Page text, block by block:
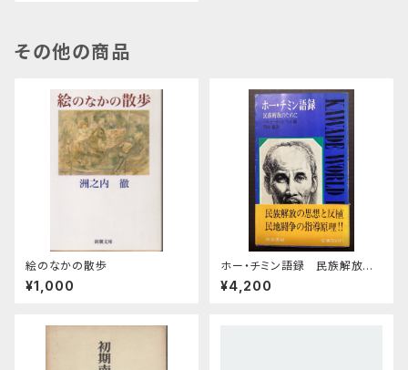
その他の商品
絵のなかの散歩
¥1,000
ホー・チミン語録 民族解放の
ために
¥4,200